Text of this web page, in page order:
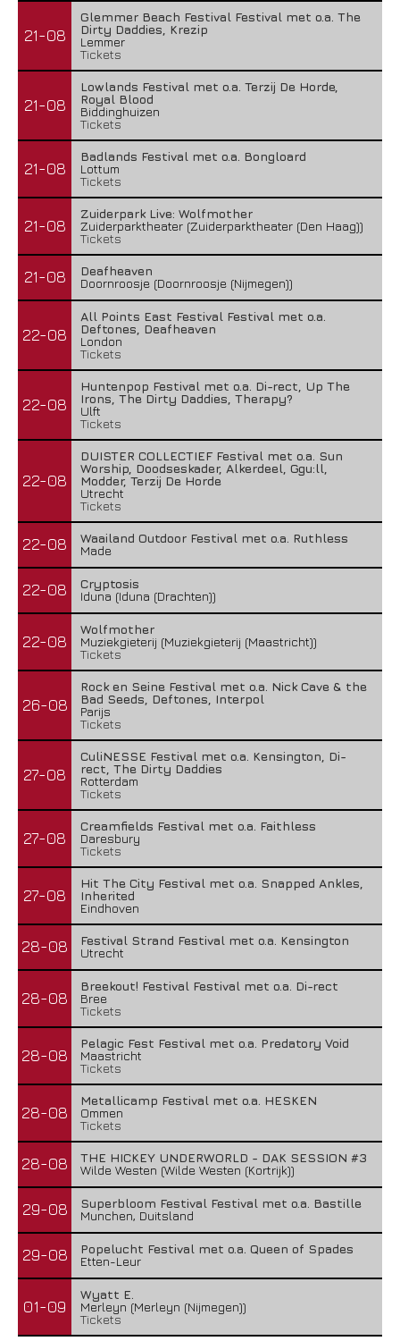
21-08
Glemmer Beach Festival Festival met o.a. The
Dirty Daddies, Krezip
Lemmer
Tickets
21-08
Lowlands Festival met o.a. Terzij De Horde,
Royal Blood
Biddinghuizen
Tickets
21-08
Badlands Festival met o.a. Bongloard
Lottum
Tickets
21-08
Zuiderpark Live: Wolfmother
Zuiderparktheater (Zuiderparktheater (Den Haag))
Tickets
21-08
Deafheaven
Doornroosje (Doornroosje (Nijmegen))
22-08
All Points East Festival Festival met o.a.
Deftones, Deafheaven
London
Tickets
22-08
Huntenpop Festival met o.a. Di-rect, Up The
Irons, The Dirty Daddies, Therapy?
Ulft
Tickets
22-08
DUISTER COLLECTIEF Festival met o.a. Sun
Worship, Doodseskader, Alkerdeel, Ggu:ll,
Modder, Terzij De Horde
Utrecht
Tickets
22-08
Waailand Outdoor Festival met o.a. Ruthless
Made
22-08
Cryptosis
Iduna (Iduna (Drachten))
22-08
Wolfmother
Muziekgieterij (Muziekgieterij (Maastricht))
Tickets
26-08
Rock en Seine Festival met o.a. Nick Cave & the
Bad Seeds, Deftones, Interpol
Parijs
Tickets
27-08
CuliNESSE Festival met o.a. Kensington, Di-
rect, The Dirty Daddies
Rotterdam
Tickets
27-08
Creamfields Festival met o.a. Faithless
Daresbury
Tickets
27-08
Hit The City Festival met o.a. Snapped Ankles,
Inherited
Eindhoven
28-08
Festival Strand Festival met o.a. Kensington
Utrecht
28-08
Breekout! Festival Festival met o.a. Di-rect
Bree
Tickets
28-08
Pelagic Fest Festival met o.a. Predatory Void
Maastricht
Tickets
28-08
Metallicamp Festival met o.a. HESKEN
Ommen
Tickets
28-08
THE HICKEY UNDERWORLD - DAK SESSION #3
Wilde Westen (Wilde Westen (Kortrijk))
29-08
Superbloom Festival Festival met o.a. Bastille
Munchen, Duitsland
29-08
Popelucht Festival met o.a. Queen of Spades
Etten-Leur
01-09
Wyatt E.
Merleyn (Merleyn (Nijmegen))
Tickets